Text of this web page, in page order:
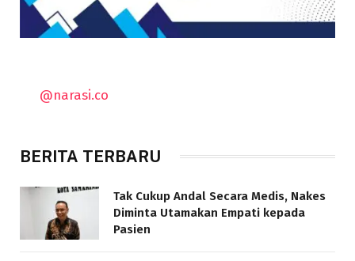
@narasi.co
BERITA TERBARU
Tak Cukup Andal Secara Medis, Nakes
Diminta Utamakan Empati kepada
Pasien